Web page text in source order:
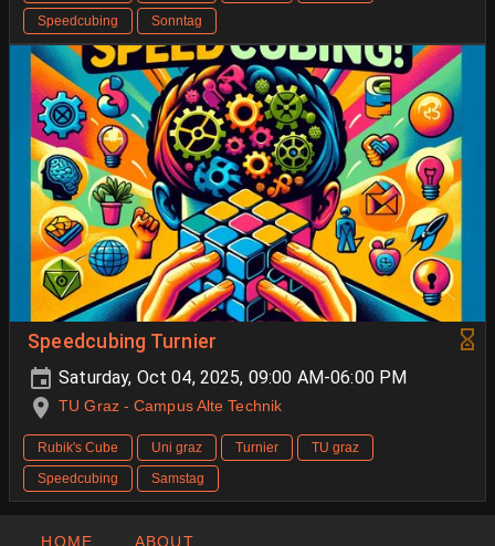
Speedcubing
Sonntag
Speedcubing Turnier
Saturday, Oct 04, 2025, 09:00 AM-06:00 PM
TU Graz - Campus Alte Technik
Rubik's Cube Uni graz Turnier
TU graz
Speedcubing
Samstag
HOME ABOUT